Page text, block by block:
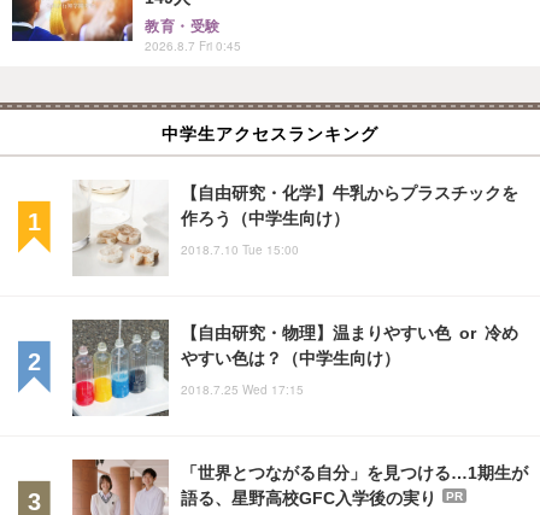
教育・受験
2026.8.7 Fri 0:45
中学生アクセスランキング
【自由研究・化学】牛乳からプラスチックを
作ろう（中学生向け）
2018.7.10 Tue 15:00
【自由研究・物理】温まりやすい色 or 冷め
やすい色は？（中学生向け）
2018.7.25 Wed 17:15
「世界とつながる自分」を見つける…1期生が
語る、星野高校GFC入学後の実り
PR